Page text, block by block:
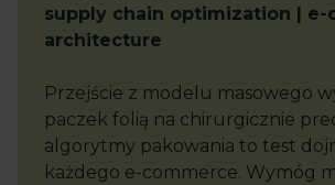
supply chain optimization | e-
architecture
Przejście z modelu masowego
paczek folią na chirurgicznie
algorytmy pakowania to test
każdego e-commerce. Wymóg